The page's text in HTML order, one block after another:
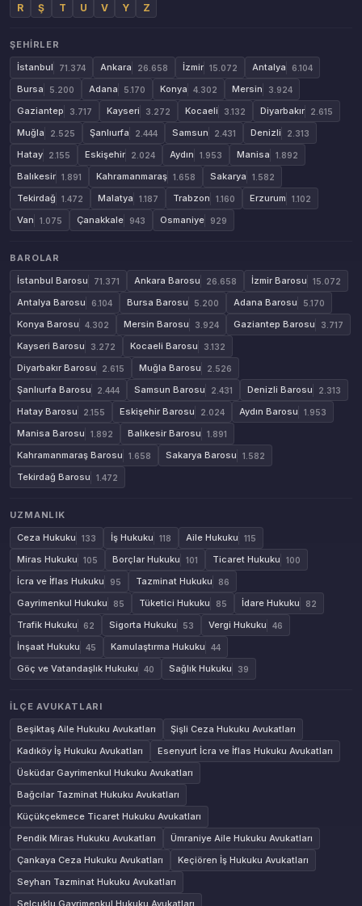
R
Ş T U V Y Z
ŞEHIRLER
İstanbul
71.374 Ankara 26.658 İzmir 15.072 Antalya 6.104
Bursa 5.200 Adana 5.170 Konya 4.302 Mersin 3.924
Gaziantep 3.717 Kayseri 3.272 Kocaeli 3.132 Diyarbakır 2.615
Muğla 2.525 Şanlıurfa 2.444 Samsun 2.431 Denizli 2.313
Hatay 2.155 Eskişehir 2.024 Aydın 1.953 Manisa 1.892
Balıkesir 1.891 Kahramanmaraş 1.658 Sakarya 1.582
Tekirdağ 1.472 Malatya 1.187 Trabzon 1.160 Erzurum 1.102
Van 1.075 Çanakkale 943 Osmaniye 929
BAROLAR
İstanbul Barosu
71.371 Ankara Barosu 26.658 İzmir Barosu 15.072
Antalya Barosu 6.104 Bursa Barosu 5.200 Adana Barosu 5.170
Konya Barosu 4.302 Mersin Barosu 3.924 Gaziantep Barosu 3.717
Kayseri Barosu 3.272 Kocaeli Barosu 3.132
Diyarbakır Barosu 2.615 Muğla Barosu 2.526
Şanlıurfa Barosu 2.444 Samsun Barosu 2.431 Denizli Barosu 2.313
Hatay Barosu 2.155 Eskişehir Barosu 2.024 Aydın Barosu 1.953
Manisa Barosu 1.892 Balıkesir Barosu 1.891
Kahramanmaraş Barosu 1.658 Sakarya Barosu 1.582
Tekirdağ Barosu 1.472
UZMANLIK
Ceza Hukuku
133 İş Hukuku 118 Aile Hukuku 115
Miras Hukuku 105 Borçlar Hukuku 101 Ticaret Hukuku 100
İcra ve İflas Hukuku 95 Tazminat Hukuku 86
Gayrimenkul Hukuku 85 Tüketici Hukuku 85 İdare Hukuku 82
Trafik Hukuku 62 Sigorta Hukuku 53 Vergi Hukuku 46
İnşaat Hukuku 45 Kamulaştırma Hukuku 44
Göç ve Vatandaşlık Hukuku 40 Sağlık Hukuku 39
İLÇE AVUKATLARI
Beşiktaş Aile Hukuku Avukatları
Şişli Ceza Hukuku Avukatları
Kadıköy İş Hukuku Avukatları
Esenyurt İcra ve İflas Hukuku Avukatları
Üsküdar Gayrimenkul Hukuku Avukatları
Bağcılar Tazminat Hukuku Avukatları
Küçükçekmece Ticaret Hukuku Avukatları
Pendik Miras Hukuku Avukatları
Ümraniye Aile Hukuku Avukatları
Çankaya Ceza Hukuku Avukatları
Keçiören İş Hukuku Avukatları
Seyhan Tazminat Hukuku Avukatları
Selçuklu Gayrimenkul Hukuku Avukatları